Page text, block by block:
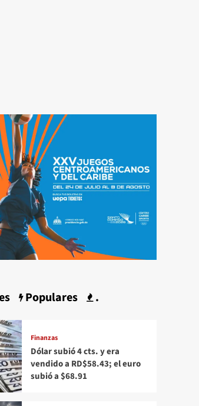
Populares .
Finanzas
Dólar subió 4 cts. y era
vendido a RD$58.43; el euro
subió a $68.91